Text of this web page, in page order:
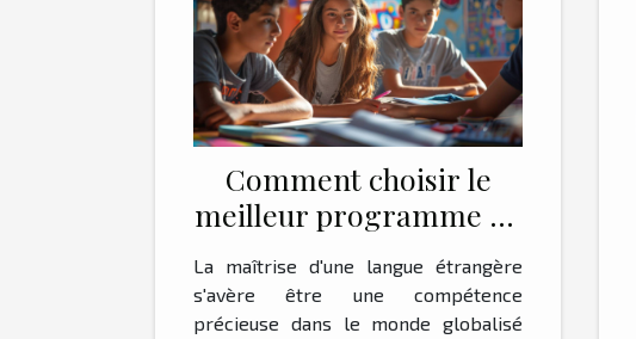
Comment choisir le
meilleur programme de
séjour linguistique pour
adultes
La maîtrise d'une langue étrangère
s'avère être une compétence
précieuse dans le monde globalisé